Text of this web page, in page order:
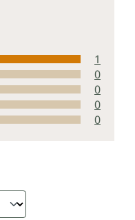
1
0
0
0
0